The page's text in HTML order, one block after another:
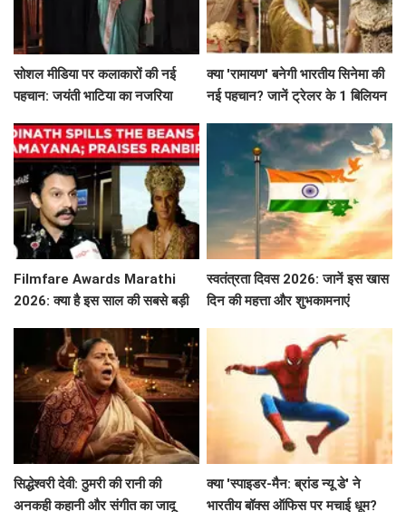
सोशल मीडिया पर कलाकारों की नई
पहचान: जयंती भाटिया का नजरिया
क्या 'रामायण' बनेगी भारतीय सिनेमा की
नई पहचान? जानें ट्रेलर के 1 बिलियन
Filmfare Awards Marathi
2026: क्या है इस साल की सबसे बड़ी
स्वतंत्रता दिवस 2026: जानें इस खास
दिन की महत्ता और शुभकामनाएं
सिद्धेश्वरी देवी: ठुमरी की रानी की
अनकही कहानी और संगीत का जादू
क्या 'स्पाइडर-मैन: ब्रांड न्यू डे' ने
भारतीय बॉक्स ऑफिस पर मचाई धूम?